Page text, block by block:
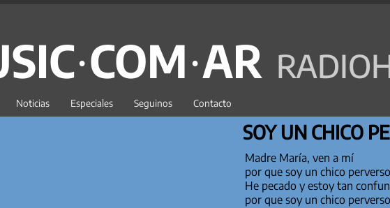
Noticias Especiales Seguinos Contacto
SOY UN CHICO
Madre María, ven a mí
por que soy un chico perverso
He pecado y estoy tan
por que soy un chico perverso